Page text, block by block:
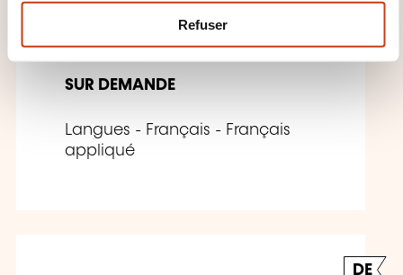
n
Refuser
SUR DEMANDE
Langues - Français - Français
appliqué
DE